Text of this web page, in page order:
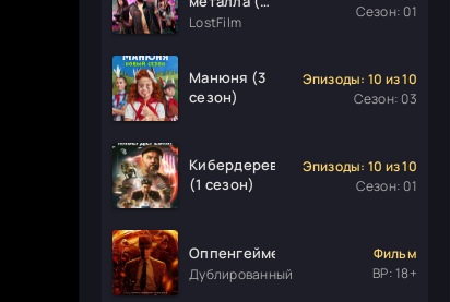
сезон)
LostFilm
Сезон: 01
Манюня (3
сезон)
Эпизоды: 10 из 10
Сезон: 03
Кибердеревня
(1 сезон)
Эпизоды: 10 из 10
Сезон: 01
Оппенгеймер
Дублированный
Фильм
ВР: 18+